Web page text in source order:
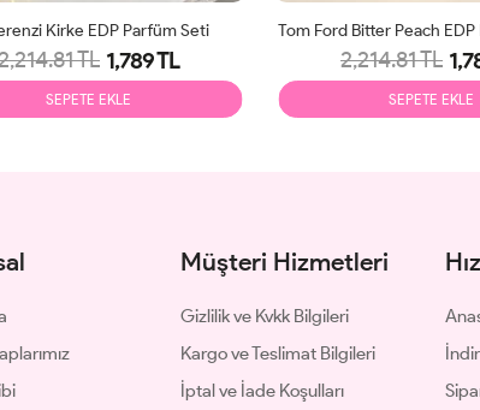
Kirke EDP Parfüm Seti
TL 1,789 TL
SEPETE EKLE
Tom Ford Bitter Peach
2,214.81 TL
SEPETE EKLE
Müşteri Hizmetleri
Gizlilik ve Kvkk Bilgileri
Kargo ve Teslimat Bilgileri
İptal ve İade Koşulları